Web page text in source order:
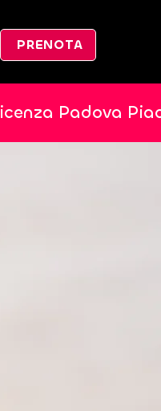
PRENOTA
Padova